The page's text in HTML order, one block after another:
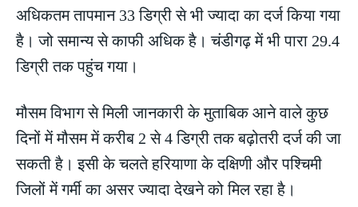
अधिकतम तापमान 33 डिग्री से भी ज्यादा का दर्ज किया गया
है। जो समान्य से काफी अधिक है। चंडीगढ़ में भी पारा 29.4
डिग्री तक पहुंच गया।
मौसम विभाग से मिली जानकारी के मुताबिक आने वाले कुछ
दिनों में मौसम में करीब 2 से 4 डिग्री तक बढ़ोतरी दर्ज की जा
सकती है। इसी के चलते हरियाणा के दक्षिणी और पश्चिमी
जिलों में गर्मी का असर ज्यादा देखने को मिल रहा है।